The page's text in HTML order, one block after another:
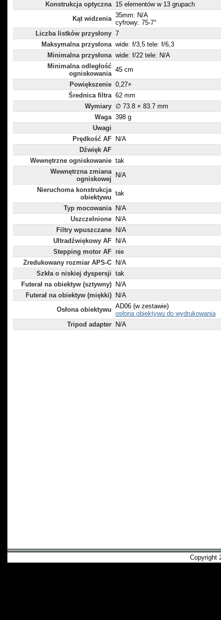
Konstrukcja optyczna 15 elementów w 13 grupach
Kąt widzenia 35mm: N/A
cyfrowy: 75-7°
Liczba listków przysłony 7
Maksymalna przysłona wide: f/3,5 tele: f/6,3
Minimalna przysłona wide: f/22 tele: N/A
Minimalna odległość
ogniskowania
45 cm
Powiększenie 0,27×
Średnica filtra 62 mm
Wymiary ∅ 73.8 × 83.7 mm
Waga 398 g
Uwagi
Prędkość AF
N/A
Dźwięk AF
Wewnętrzne ogniskowanie tak
Wewnętrzna zmiana
ogniskowej
N/A
Nieruchoma konstrukcja
obiektywu
tak
Typ mocowania
N/A
Uszczelnione
N/A
Filtry wpuszczane
N/A
Ultradźwiękowy AF
N/A
Stepping motor AF nie
Zredukowany rozmiar APS-C
N/A
Szkła o niskiej dyspersji tak
Futerał na obiektyw (sztywny)
N/A
Futerał na obiektyw (miękki)
N/A
Osłona obiektywu AD06 (w zestawie)
osłona obiektywu do wydrukowania
Tripod adapter
N/A
Copyright